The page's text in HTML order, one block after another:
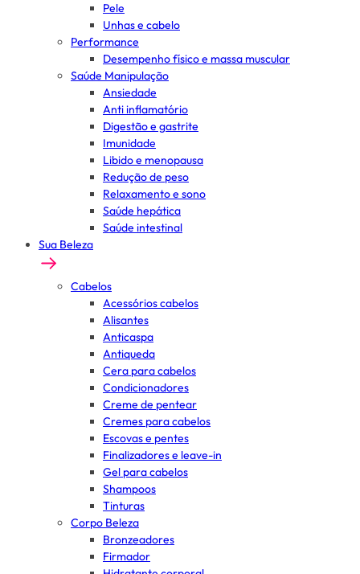
Pele
Unhas e cabelo
Performance
Desempenho físico e massa muscular
Saúde Manipulação
Ansiedade
Anti inflamatório
Digestão e gastrite
Imunidade
Libido e menopausa
Redução de peso
Relaxamento e sono
Saúde hepática
Saúde intestinal
Sua Beleza
Cabelos
Acessórios cabelos
Alisantes
Anticaspa
Antiqueda
Cera para cabelos
Condicionadores
Creme de pentear
Cremes para cabelos
Escovas e pentes
Finalizadores e leave-in
Gel para cabelos
Shampoos
Tinturas
Corpo Beleza
Bronzeadores
Firmador